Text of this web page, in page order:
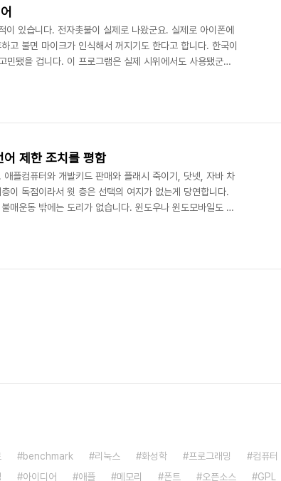
있습니다. 전자촛불이 실제로 나왔군요. 실제로 아이폰에
고 불면 마이크가 인식해서 꺼지기도 한다고 합니다. 한국이
민됐을 겁니다. 이 프로그램은 실제 시위에서도 사용됐군요.
view/at_pg.aspx?CNTN_CD=A0001355498 전자
내용이 확산되게 할 수 있을 겁니다. 전자촛불을 끄려면 한
제한 조치를 평함
플컴퓨터와 개발키드 판매와 플래시 죽이기, 닷넷, 자바 차
이 독점이라서 윗 층은 선택의 여지가 없는게 당연합니다.
매운동 밖에는 도리가 없습니다. 윈도우나 윈도모바일도 안
할 예정이라던데 구글의 유튜브 플래시 탈출과 코덱 공개는
보자면 안드로이드 복제방지 장치가 제대로 작동할지 의문입
benchmark 리눅스 화성학 프로그래밍 컴퓨터
아이디어 애플 메모리 폰트 오픈소스 GPL